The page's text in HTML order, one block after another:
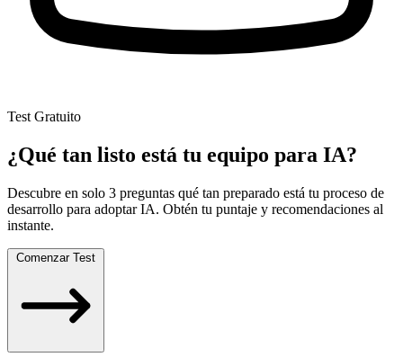
Test Gratuito
¿Qué tan listo está tu equipo para IA?
Descubre en solo 3 preguntas qué tan preparado está tu proceso de
desarrollo para adoptar IA. Obtén tu puntaje y recomendaciones al
instante.
Comenzar Test